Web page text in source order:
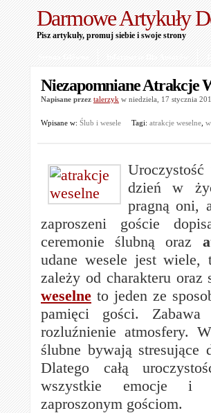
Darmowe Artykuły
Pisz artykuły, promuj siebie i swoje strony
Niezapomniane Atrakcje
Napisane przez talerzyk w niedziela, 17 stycznia
Wpisane w: Ślub i wesele Tagi: atrakcje weselne
dzień w
pragną oni,
zaproszeni goście
ceremonie ślubną oraz
udane wesele jest
zależy od charakteru
weselne to jeden ze
pamięci gości.
rozluźnienie atmosfery.
ślubne bywają
Dlatego całą
wszystkie emocje i
zaproszonym gościom.